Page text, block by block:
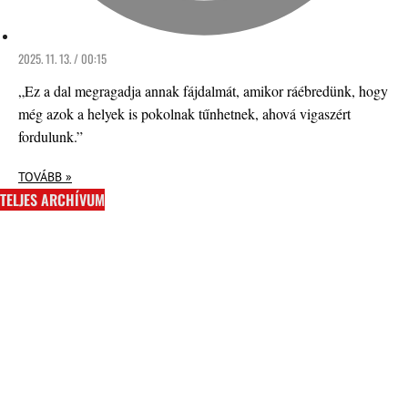
2025. 11. 13. / 00:15
„Ez a dal megragadja annak fájdalmát, amikor ráébredünk, hogy
még azok a helyek is pokolnak tűnhetnek, ahová vigaszért
fordulunk.”
TOVÁBB »
TELJES ARCHÍVUM